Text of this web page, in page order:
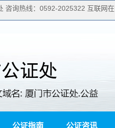
咨询热线：0592-2025322 互联网
公证指南 公证咨讯